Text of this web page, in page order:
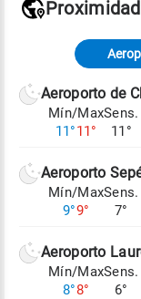
Fonte: dados
de Tempo e
Para obter
Aeroporto de
Mín/Max
11°11°
Sens.
11°
Aeroporto
Mín/Max
9°9°
Sens.
7°
Aeroporto
Mín/Max
8°8°
Sens.
6°